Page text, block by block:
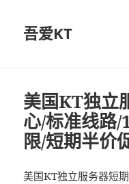
吾爱KT
美国KT独立
心/标准线路
限/短期半价
美国KT独立服务器短